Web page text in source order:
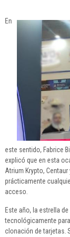
En
este sentido, Fabrice
explicó que en esta
Atrium Krypto,
prácticamente
acceso.
Este año, la estrella
tecnológicamente
clonación de tarjetas.